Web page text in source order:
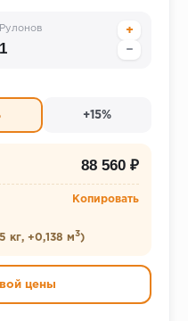
Рулонов
+
−
+15%
88 560 ₽
Копировать
кг, +0,138 м3)
цены